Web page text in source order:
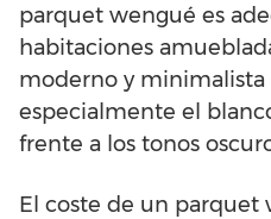
parquet wengué es
habitaciones
moderno y minimalista
especialmente el
frente a los tonos
El coste de un parquet